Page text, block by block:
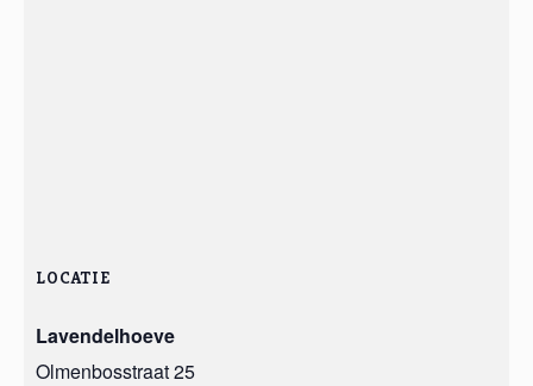
LOCATIE
Lavendelhoeve
Olmenbosstraat 25